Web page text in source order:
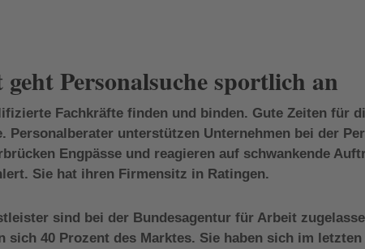
Personalsuche sportlich an
Fachkräfte finden und binden. Gute Zeiten für
Personalberater unterstützen Unternehmen bei der
Engpässe und reagieren auf schwankende
Sie hat ihren Firmensitz in Ratingen.
sind bei der Bundesagentur für Arbeit
sich 40 Prozent des Marktes. Sie haben sich im letzten